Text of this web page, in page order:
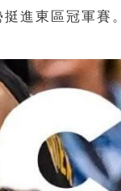
進東區冠軍賽。